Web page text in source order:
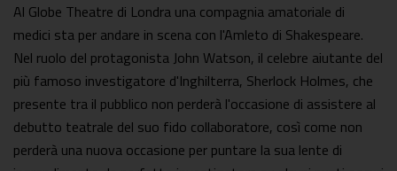
Al Globe Theatre di Londra una compagnia amatoriale di
medici sta per andare in scena con l'Amleto di Shakespeare.
Nel ruolo del protagonista John Watson, il celebre aiutante del
più famoso investigatore d'Inghilterra, Sherlock Holmes, che
presente tra il pubblico non perderà l'occasione di assistere al
debutto teatrale del suo fido collaboratore, così come non
perderà una nuova occasione per puntare la sua lente di